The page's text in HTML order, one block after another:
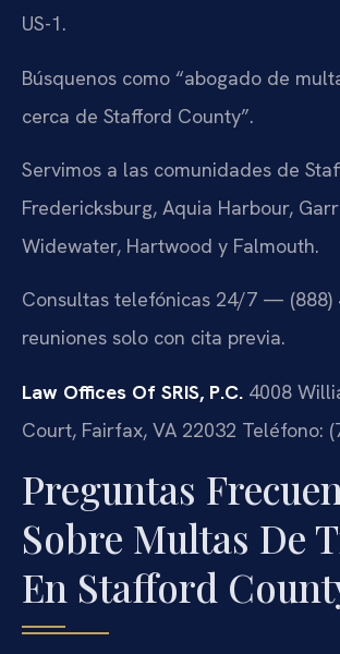
US-1.
Búsquenos como “abogado de
cerca de Stafford County”.
Servimos a las comunidades de
Fredericksburg, Aquia Harbour,
Widewater, Hartwood y Falmouth.
Consultas telefónicas 24/7 —
reuniones solo con cita previa.
Law Offices Of SRIS, P.C. 4008
Court, Fairfax, VA 22032 Teléfono:
Preguntas
Sobre Multas De
En Stafford